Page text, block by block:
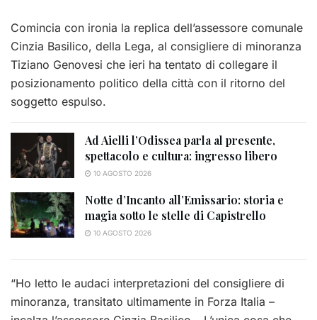
Comincia con ironia la replica dell’assessore comunale
Cinzia Basilico, della Lega, al consigliere di minoranza
Tiziano Genovesi che ieri ha tentato di collegare il
posizionamento politico della città con il ritorno del
soggetto espulso.
Ad Aielli l’Odissea parla al presente,
spettacolo e cultura: ingresso libero
10 AGOSTO 2026
Notte d’Incanto all’Emissario: storia e
magia sotto le stelle di Capistrello
10 AGOSTO 2026
“Ho letto le audaci interpretazioni del consigliere di
minoranza, transitato ultimamente in Forza Italia –